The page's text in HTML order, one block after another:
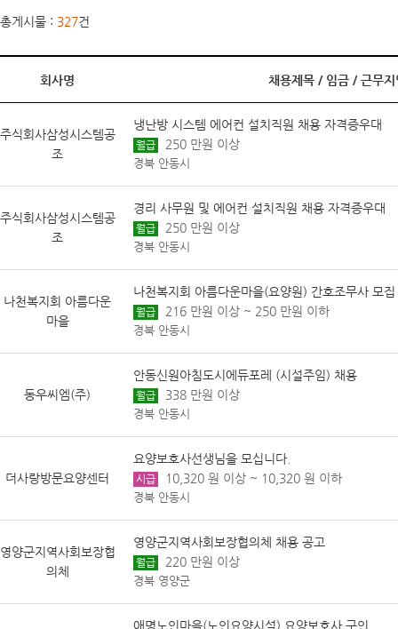
총게시물 : 327건
회사명 채용제목 / 임금 /근무지
주식회사삼성시스템공
조
냉난방 시스템 에어컨 설치직원 채용 자격증우대
월급 250 만원 이상
경북 안동시
주식회사삼성시스템공
조
경리 사무원 및 에어컨 설치직원 채용 자격증우대
월급 250 만원 이상
경북 안동시
나천복지회 아름다운
마을
나천복지회 아름다운마을(요양원) 간호조무사 모집
월급 216 만원 이상 ~ 250 만원 이하
경북 안동시
동우씨엠(주)
안동신원아침도시에듀포레 (시설주임) 채용
월급 338 만원 이상
경북 안동시
더사랑방문요양센터
요양보호사선생님을 모십니다.
시급 10,320 원 이상 ~ 10,320 원 이하
경북 안동시
영양군지역사회보장협
의체
영양군지역사회보장협의체 채용 공고
월급 220 만원 이상
경북 영양군
애명노인마을(노인요양시설) 요양보호사 구인